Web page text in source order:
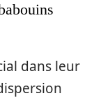
dans leur